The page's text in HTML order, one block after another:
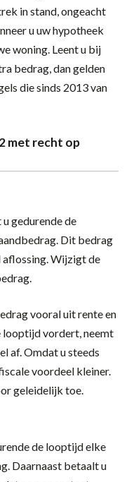
in stand, ongeacht
u uw hypotheek
woning. Leent u bij
bedrag, dan gelden
die sinds 2013 van
met recht op
gedurende de
Dit bedrag
aflossing. Wijzigt de
vooral uit rente en
looptijd vordert, neemt
af. Omdat u steeds
voordeel kleiner.
geleidelijk toe.
de looptijd elke
Daarnaast betaalt u